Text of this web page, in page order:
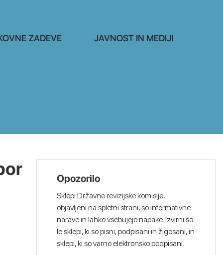
ZADEVE
JAVNOST IN MEDIJI
Opozorilo
Sklepi Državne revizijske komisije,
objavljeni na spletni strani, so informativne
narave in lahko vsebujejo napake. Izvirni so
le sklepi, ki so pisni, podpisani in žigosani, in
sklepi, ki so varno elektronsko podpisani.